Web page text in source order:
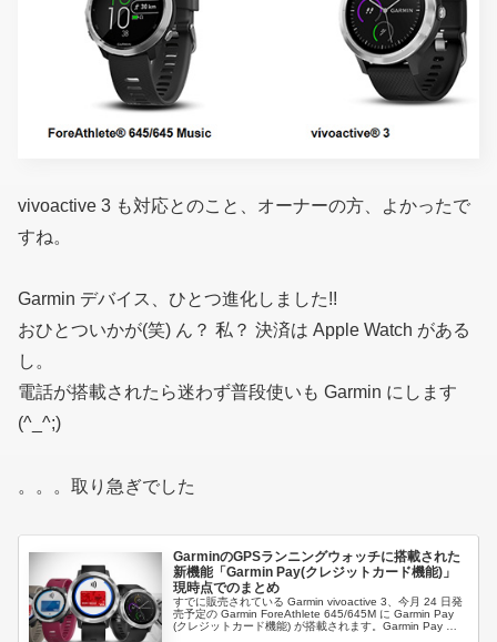
vivoactive 3 も対応とのこと、オーナーの方、よかったで
すね。
Garmin デバイス、ひとつ進化しました!!
おひとついかが(笑) ん？ 私？ 決済は Apple Watch がある
し。
電話が搭載されたら迷わず普段使いも Garmin にします
(^_^;)
。。。取り急ぎでした
GarminのGPSランニングウォッチに搭載された
新機能「Garmin Pay(クレジットカード機能)」
現時点でのまとめ
すでに販売されている Garmin vivoactive 3、今月 24 日発
売予定の Garmin ForeAthlete 645/645M に Garmin Pay
(クレジットカード機能) が搭載されます。Garmin Pay に